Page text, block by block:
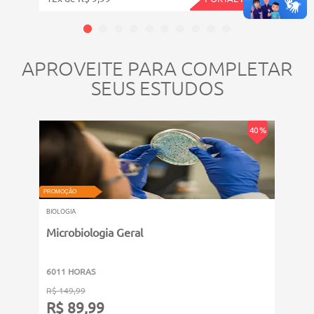
APROVEITE PARA COMPLETAR
SEUS ESTUDOS
40 %
PROMOÇÃO
BIOLOGIA
Microbiologia Geral
6011 HORAS
R$ 149,99
R$ 89,99